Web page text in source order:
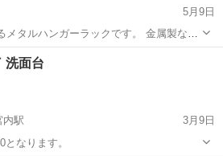
5月9日
ハンガーラックです。 金属製なの
いつも通りお店の客寄せ
収納家具
受付終了 洗面台
内駅
3月9日
なります。